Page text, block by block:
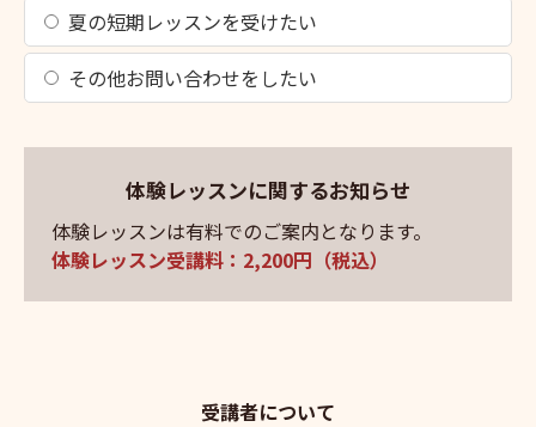
夏の短期レッスンを受けたい
その他お問い合わせをしたい
体験レッスンに関するお知らせ
体験レッスンは有料でのご案内となります。
体験レッスン受講料：2,200円（税込）
受講者について